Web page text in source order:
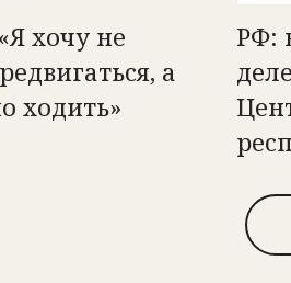
хочу не
а
ходить»
РФ: